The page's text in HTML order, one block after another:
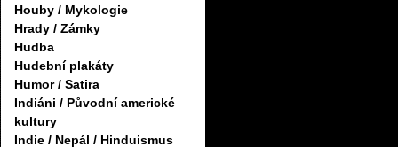
Houby / Mykologie
Hrady / Zámky
Hudba
Hudební plakáty
Humor / Satira
Indiáni / Původní americké
kultury
Indie / Nepál / Hinduismus